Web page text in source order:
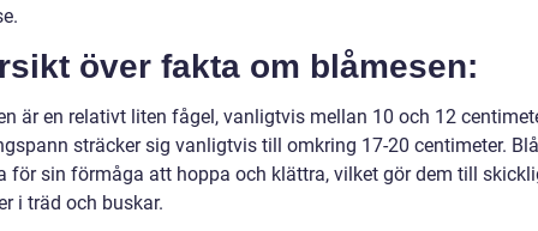
över fakta om blåmesen:
är en relativt liten fågel, vanligtvis mellan 10 och 12
sträcker sig vanligtvis till omkring 17-20 centimeter.
för sin förmåga att hoppa och klättra, vilket gör dem till
i träd och buskar.